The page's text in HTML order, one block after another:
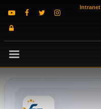
Intranet